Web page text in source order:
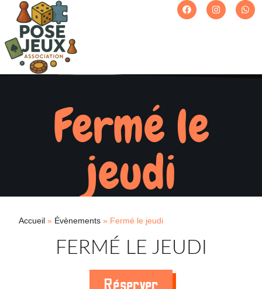
Fermé le
jeudi
Accueil » Évènements » Fermé le jeudi
FERMÉ LE JEUDI